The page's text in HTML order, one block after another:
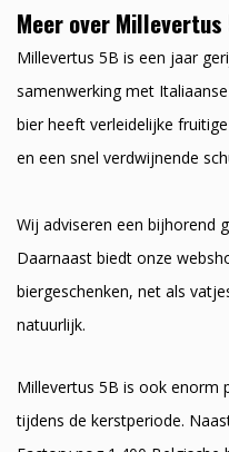
Meer over Millevertus
Millevertus 5B is een jaar
samenwerking met
bier heeft verleidelijke
en een snel verdwijnende
Wij adviseren een bijhorend
Daarnaast biedt onze
biergeschenken, net als
natuurlijk.
Millevertus 5B is ook enorm
tijdens de kerstperiode.